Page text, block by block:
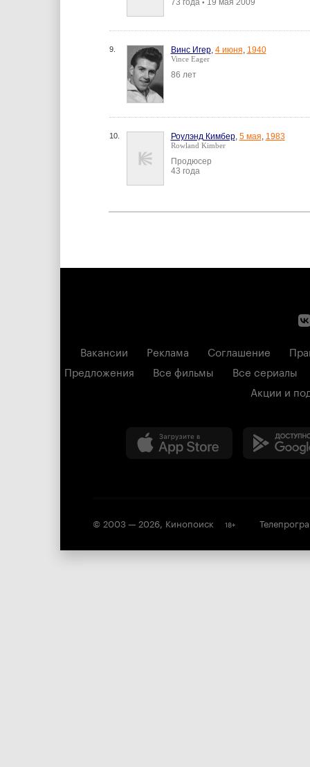
73 года • 19 мая 2009
9. Винс Игер, 4 июня, 1940
Vince Eager
86 лет
10. Роулэнд Кимбер, 5 мая, 1983
Rowland Kimber
Продюсер
43 года
Вакансии Реклама Соглашение
Предложения
Все фильмы
Все сериалы
Акции и
© 2003 — 2026, Кинопоиск 18+